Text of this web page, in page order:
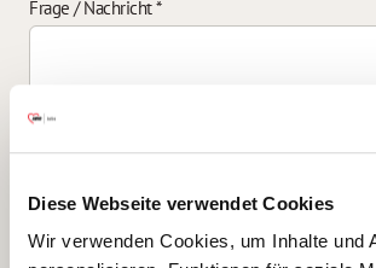
Diese Webseite verwendet Cookies
Wir verwenden Cookies, um Inhalte und
Frage / Nachricht*
Ich bin damit einverstanden, dass meine
ausschließlich zum Zweck der Durchführung